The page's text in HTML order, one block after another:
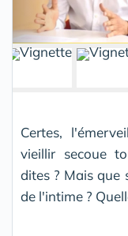
Certes,
vieillir secoue
dites ? Mais que
de l'intime ?